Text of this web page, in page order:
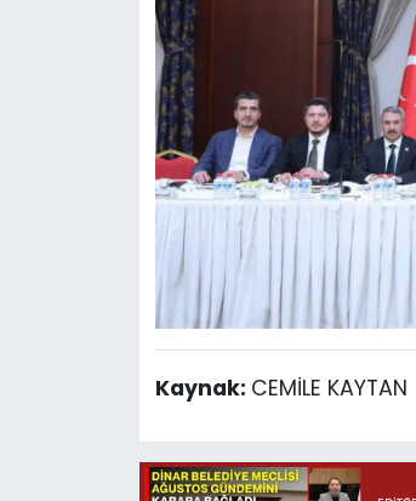
Kaynak: CEMİLE KAYTAN